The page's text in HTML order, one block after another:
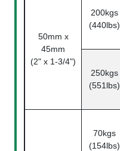
50mm x
45mm
(2" x 1-3/4")
200kgs
(440lbs)
250kgs
(551lbs)
70kgs
(154lbs)